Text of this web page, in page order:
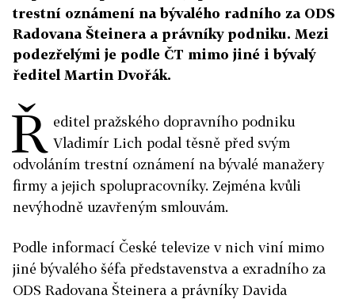
trestní oznámení na bývalého radního za ODS
Radovana Šteinera a právníky podniku. Mezi
podezřelými je podle ČT mimo jiné i bývalý
ředitel Martin Dvořák.
Ř editel pražského dopravního podniku
Vladimír Lich podal těsně před svým
odvoláním trestní oznámení na bývalé manažery
firmy a jejich spolupracovníky. Zejména kvůli
nevýhodně uzavřeným smlouvám.
Podle informací České televize v nich viní mimo
jiné bývalého šéfa představenstva a exradního za
ODS Radovana Šteinera a právníky Davida